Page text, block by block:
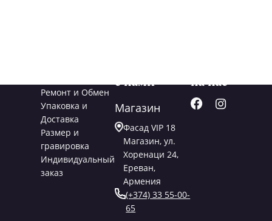
Ремонт и Обмен
Упаковка и
Доставка
Размер и
гравировка
Индивидуальный
заказ
с нами
Магазин
Фасад VIP 18
Магазин, ул.
Хоренаци 24,
Ереван,
Армения
(+374) 33 55-00-
65
на нас